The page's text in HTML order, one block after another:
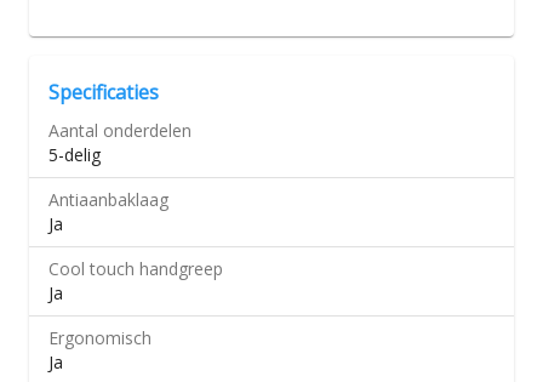
Specificaties
Aantal onderdelen
5-delig
Antiaanbaklaag
Ja
Cool touch handgreep
Ja
Ergonomisch
Ja